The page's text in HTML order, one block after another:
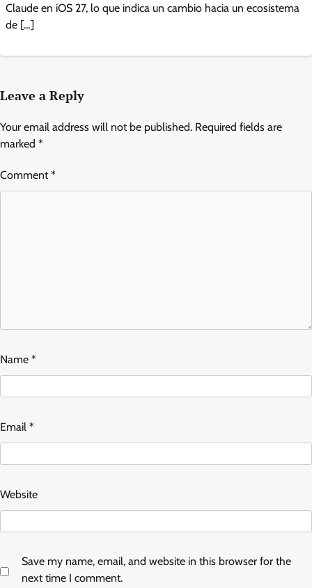
Claude en iOS 27, lo que indica un cambio hacia un ecosistema
de […]
Leave a Reply
Your email address will not be published. Required fields are
marked *
Comment*
Name *
Email *
Website
Save my name, email, and website in this browser for the
next time I comment.